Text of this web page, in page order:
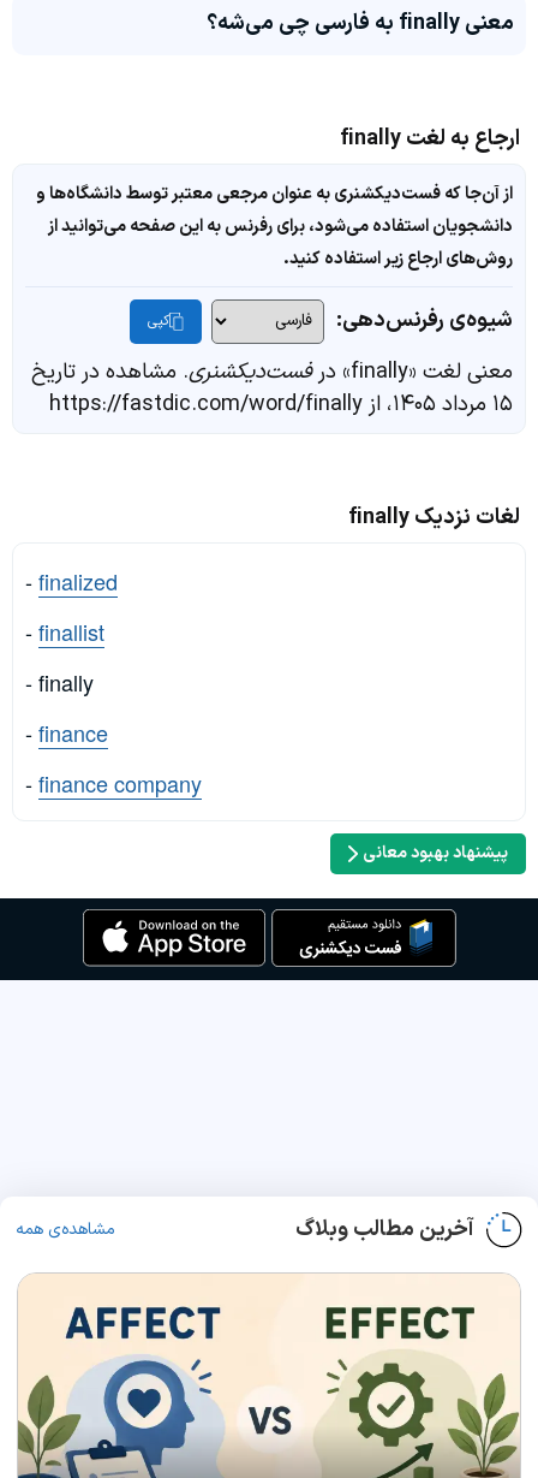
معنی finally به فارسی چی می‌شه؟
ارجاع به لغت finally
از آن‌جا که فست‌دیکشنری به عنوان مرجعی معتبر توسط دانشگاه‌ها و
دانشجویان استفاده می‌شود، برای رفرنس به این صفحه می‌توانید از
روش‌های ارجاع زیر استفاده کنید.
شیوه‌ی رفرنس‌دهی: کپی
معنی لغت «finally» در فست‌دیکشنری. مشاهده در تاریخ
۱۵ مرداد ۱۴۰۵، از https://fastdic.com/word/finally
لغات نزدیک finally
-finalized
-finallist
- finally
-finance
-finance company
پیشنهاد بهبود معانی
آخرین مطالب وبلاگ مشاهده‌ی همه